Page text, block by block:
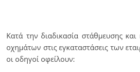
Κατά την διαδικασία στάθμευσης
οχημάτων στις εγκαταστάσεις των
οι οδηγοί οφείλουν: